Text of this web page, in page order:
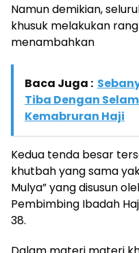
Namun demikian,
khusuk melakukan
menambahkan
Baca Juga :
Tiba Dengan
Kemabruran Haji
Kedua tenda besar
khutbah yang sama
Mulya” yang disusun
Pembimbing Ibadah
38.